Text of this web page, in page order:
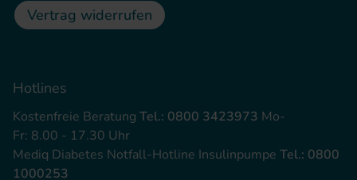
Vertrag widerrufen
Hotlines
Kostenfreie Beratung Tel.: 0800 3423973 Mo-
Fr: 8.00 - 17.30 Uhr
Mediq Diabetes Notfall-Hotline Insulinpumpe Tel.: 0800
1000253